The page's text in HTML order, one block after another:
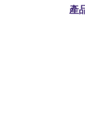
產